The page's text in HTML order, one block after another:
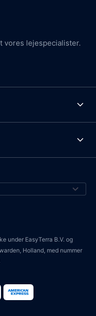
vores lejespecialister.
under EasyTerra B.V. og
Holland, med nummer